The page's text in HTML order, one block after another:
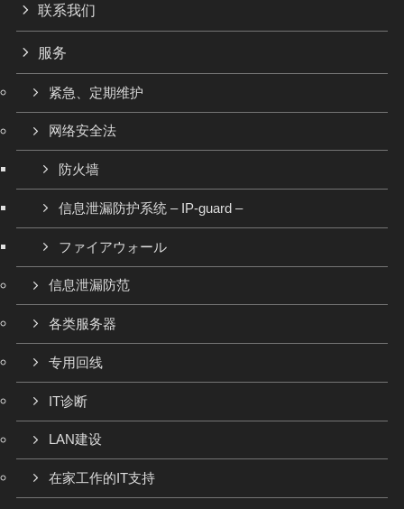
联系我们
服务
紧急、定期维护
网络安全法
防火墙
信息泄漏防护系统 – IP-guard –
ファイアウォール
信息泄漏防范
各类服务器
专用回线
IT诊断
LAN建设
在家工作的IT支持